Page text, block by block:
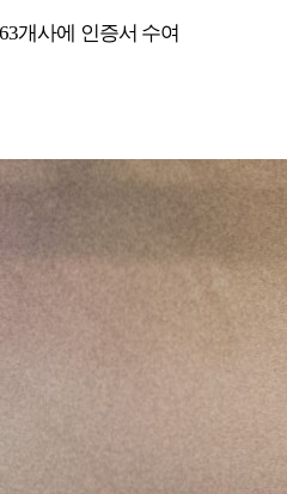
개사에 인증서 수여